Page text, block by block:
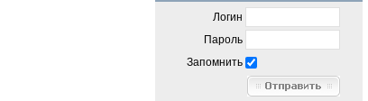
Логин
Пароль
Запомнить